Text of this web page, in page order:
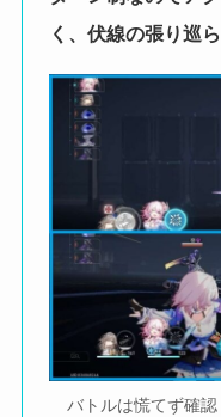
く、伏線の張り巡
バトルは慌てず確